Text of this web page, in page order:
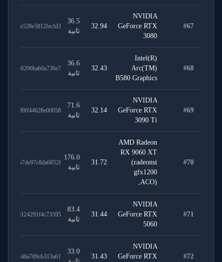
#67
NVIDIA
GeForce RTX
3080
32.94
36.5
ثانية
ec4afe528e5812fecfd3
#68
Intel(R)
Arc(TM)
B580 Graphics
32.43
36.6
ثانية
5df01b0206bab6a736e7
#69
NVIDIA
GeForce RTX
3090 Ti
32.14
71.6
ثانية
93cc699ff44628e00058
#70
AMD Radeon
RX 9060 XT
(radeonsi
gfx1200
ACO),
31.72
176.0
ثانية
f3303b7de97c8da6852f
#71
NVIDIA
GeForce RTX
5060
31.44
83.4
ثانية
fac5b6124291f4c73595
#72
NVIDIA
GeForce RTX
31.43
33.0
02d45d46a709cb313a61